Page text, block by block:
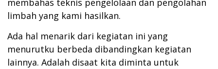
membahas teknis pengelolaan dan pengolahan
limbah yang kami hasilkan.
Ada hal menarik dari kegiatan ini yang
menurutku berbeda dibandingkan kegiatan
lainnya. Adalah disaat kita diminta untuk